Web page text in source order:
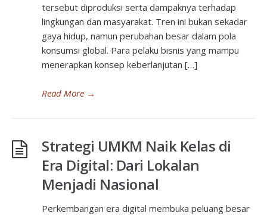
tersebut diproduksi serta dampaknya terhadap
lingkungan dan masyarakat. Tren ini bukan sekadar
gaya hidup, namun perubahan besar dalam pola
konsumsi global. Para pelaku bisnis yang mampu
menerapkan konsep keberlanjutan […]
Read More →
Strategi UMKM Naik Kelas di
Era Digital: Dari Lokalan
Menjadi Nasional
Perkembangan era digital membuka peluang besar